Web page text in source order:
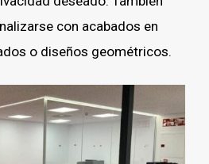
con acabados en
o diseños geométricos.